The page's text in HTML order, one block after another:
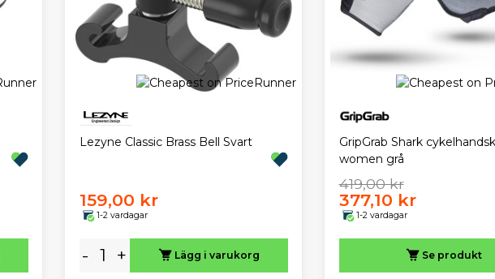
Lezyne Classic Brass Bell Svart
159,00 kr
1-2 vardagar
- + Lägg i varukorg
GripGrab Shark
women grå
419,00 kr
377,10 kr
1-2 vardagar
Se produkt